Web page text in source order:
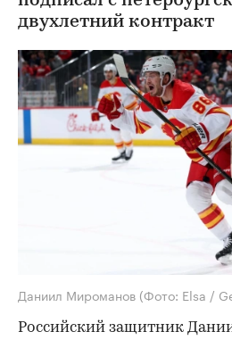
двухлетний контракт
Даниил Мироманов (Фото: Elsa /
Российский защитник